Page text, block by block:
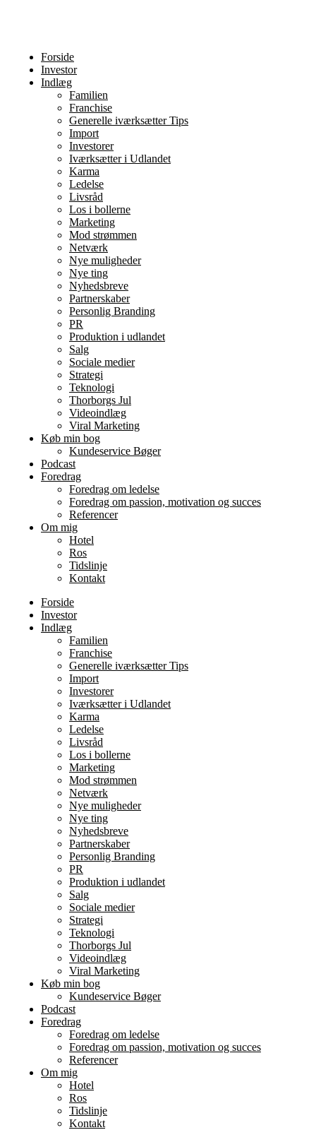
Forside
Investor
Indlæg
Familien
Franchise
Generelle iværksætter Tips
Import
Investorer
Iværksætter i Udlandet
Karma
Ledelse
Livsråd
Los i bollerne
Marketing
Mod strømmen
Netværk
Nye muligheder
Nye ting
Nyhedsbreve
Partnerskaber
Personlig Branding
PR
Produktion i udlandet
Salg
Sociale medier
Strategi
Teknologi
Thorborgs Jul
Videoindlæg
Viral Marketing
Køb min bog
Kundeservice Bøger
Podcast
Foredrag
Foredrag om ledelse
Foredrag om passion, motivation og succes
Referencer
Om mig
Hotel
Ros
Tidslinje
Kontakt
Forside
Investor
Indlæg
Familien
Franchise
Generelle iværksætter Tips
Import
Investorer
Iværksætter i Udlandet
Karma
Ledelse
Livsråd
Los i bollerne
Marketing
Mod strømmen
Netværk
Nye muligheder
Nye ting
Nyhedsbreve
Partnerskaber
Personlig Branding
PR
Produktion i udlandet
Salg
Sociale medier
Strategi
Teknologi
Thorborgs Jul
Videoindlæg
Viral Marketing
Køb min bog
Kundeservice Bøger
Podcast
Foredrag
Foredrag om ledelse
Foredrag om passion, motivation og succes
Referencer
Om mig
Hotel
Ros
Tidslinje
Kontakt